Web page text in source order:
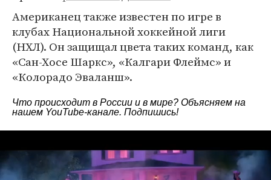
Американец также известен по игре в
клубах Национальной хоккейной лиги
(НХЛ). Он защищал цвета таких команд, как
«Сан-Хосе Шаркс», «Калгари Флеймс» и
«Колорадо Эваланш».
Что происходит в России и в мире? Объясняем на
нашем YouTube-канале. Подпишись!